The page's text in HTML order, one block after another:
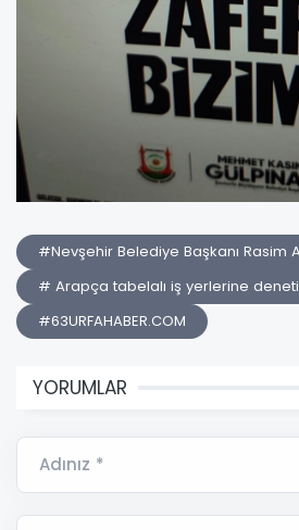
#Nevşehir Belediye Başkanı Rasim
# Arapça tabelalı iş yerlerine
#63URFAHABER.COM
YORUMLAR
Adınız *